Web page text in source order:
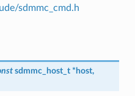
sdmmc_cmd.h
sdmmc_host_t * host,